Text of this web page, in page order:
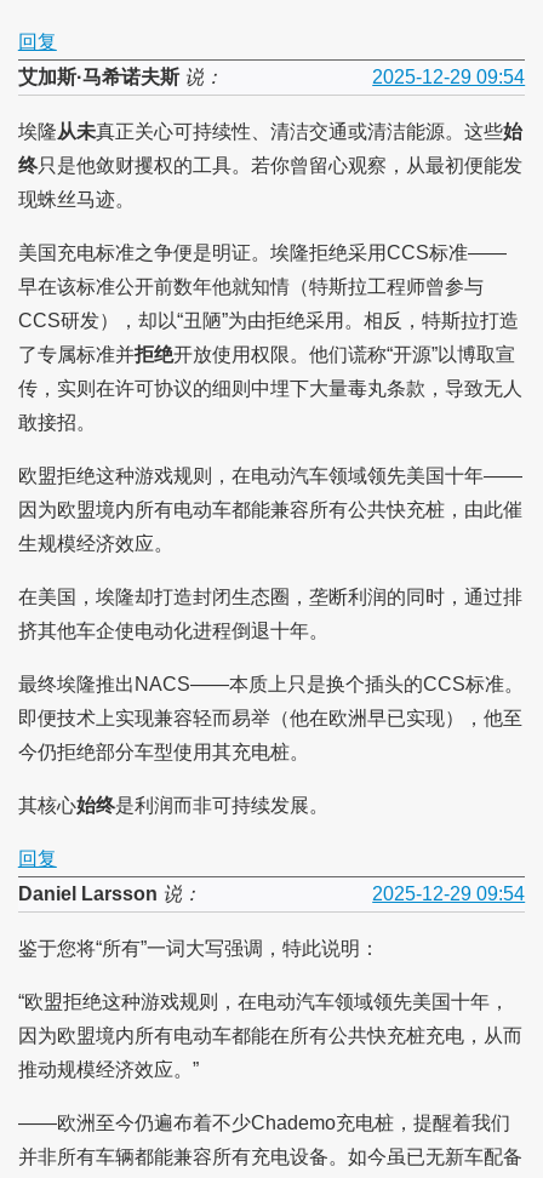
回复
艾加斯·马希诺夫斯说： 2025-12-29 09:54
埃隆从未真正关心可持续性、清洁交通或清洁能源。这些始
终只是他敛财攫权的工具。若你曾留心观察，从最初便能发
现蛛丝马迹。
美国充电标准之争便是明证。埃隆拒绝采用CCS标准——
早在该标准公开前数年他就知情（特斯拉工程师曾参与
CCS研发），却以“丑陋”为由拒绝采用。相反，特斯拉打造
了专属标准并拒绝开放使用权限。他们谎称“开源”以博取宣
传，实则在许可协议的细则中埋下大量毒丸条款，导致无人
敢接招。
欧盟拒绝这种游戏规则，在电动汽车领域领先美国十年——
因为欧盟境内所有电动车都能兼容所有公共快充桩，由此催
生规模经济效应。
在美国，埃隆却打造封闭生态圈，垄断利润的同时，通过排
挤其他车企使电动化进程倒退十年。
最终埃隆推出NACS——本质上只是换个插头的CCS标准。
即便技术上实现兼容轻而易举（他在欧洲早已实现），他至
今仍拒绝部分车型使用其充电桩。
其核心始终是利润而非可持续发展。
回复
Daniel Larsson 说： 2025-12-29 09:54
鉴于您将“所有”一词大写强调，特此说明：
“欧盟拒绝这种游戏规则，在电动汽车领域领先美国十年，
因为欧盟境内所有电动车都能在所有公共快充桩充电，从而
推动规模经济效应。”
——欧洲至今仍遍布着不少Chademo充电桩，提醒着我们
并非所有车辆都能兼容所有充电设备。如今虽已无新车配备